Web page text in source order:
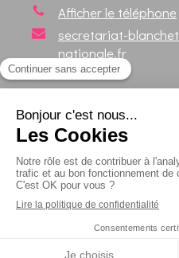
Afficher le téléphone
secretariat-
nationale.fr
Suivez votre